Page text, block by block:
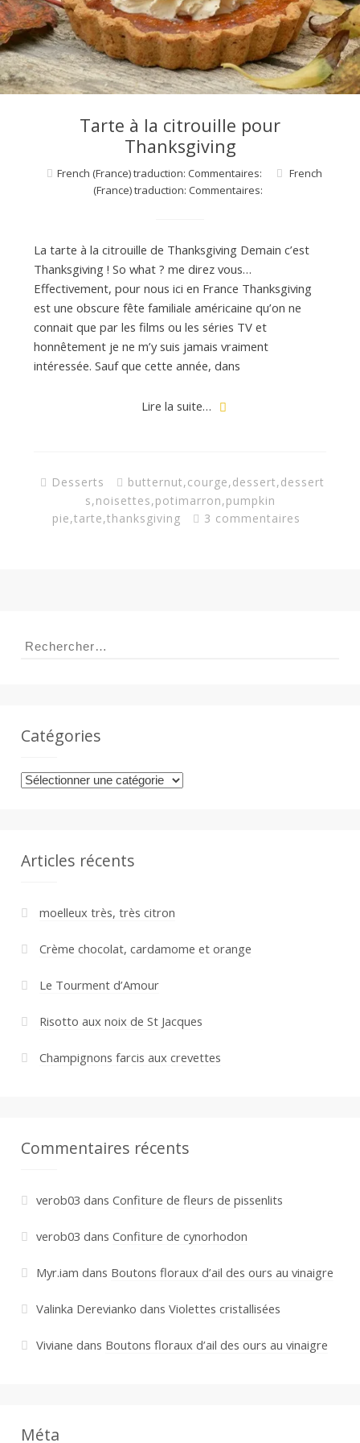
e
d
Tarte à la citrouille pour
Thanksgiving
French (France) traduction: Commentaires:
French
(France) traduction: Commentaires:
La tarte à la citrouille de Thanksgiving Demain c’est
Thanksgiving ! So what ? me direz vous…
Effectivement, pour nous ici en France Thanksgiving
est une obscure fête familiale américaine qu’on ne
connait que par les films ou les séries TV et
honnêtement je ne m’y suis jamais vraiment
intéressée. Sauf que cette année, dans
Lire la suite…
Desserts butternut,courge,dessert,dessert
s,noisettes,potimarron,pumpkin
pie,tarte,thanksgiving 3 commentaires
Rechercher :
Catégories
Catégories
Articles récents
moelleux très, très citron
Crème chocolat, cardamome et orange
Le Tourment d’Amour
Risotto aux noix de St Jacques
Champignons farcis aux crevettes
Commentaires récents
verob03 dans Confiture de fleurs de pissenlits
verob03 dans Confiture de cynorhodon
Myr.iam dans Boutons floraux d’ail des ours au vinaigre
Valinka Derevianko dans Violettes cristallisées
Viviane dans Boutons floraux d’ail des ours au vinaigre
Méta